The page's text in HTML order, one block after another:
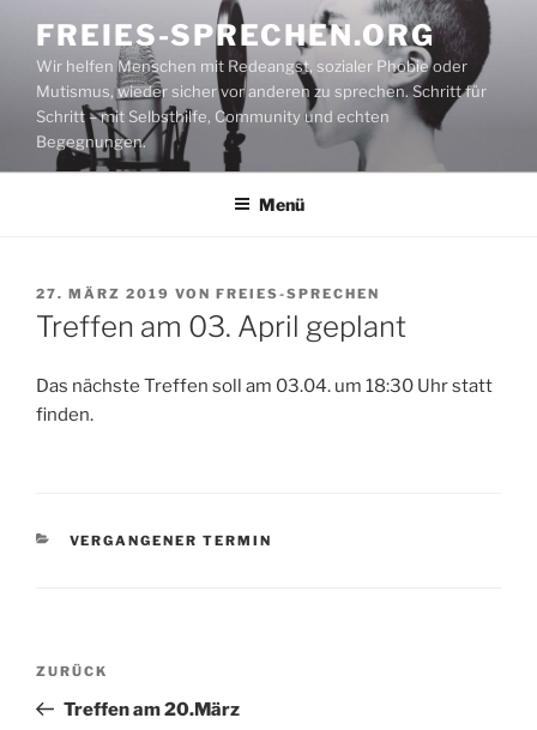
Inhalt
springen
FREIES-SPRECHEN.ORG
Wir helfen Menschen mit Redeangst, sozialer Phobie oder
Mutismus, wieder sicher vor anderen zu sprechen. Schritt für
Schritt – mit Selbsthilfe, Community und echten
Begegnungen.
Menü
VERÖFFENTLICHT
AM
27. MÄRZ 2019 VON FREIES-SPRECHEN
Treffen am 03. April geplant
Das nächste Treffen soll am 03.04. um 18:30 Uhr statt
finden.
KATEGORIEN
VERGANGENER TERMIN
Beitragsnavigation
Vorheriger
Beitrag
ZURÜCK
Treffen am 20.März